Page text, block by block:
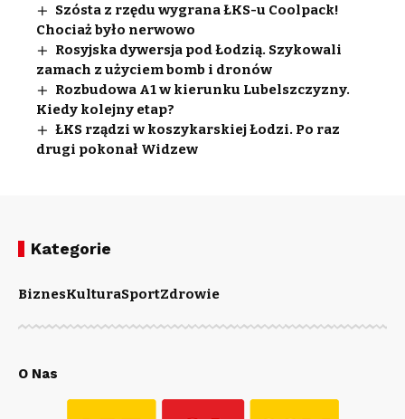
Szósta z rzędu wygrana ŁKS-u Coolpack!
Chociaż było nerwowo
Rosyjska dywersja pod Łodzią. Szykowali
zamach z użyciem bomb i dronów
Rozbudowa A1 w kierunku Lubelszczyzny.
Kiedy kolejny etap?
ŁKS rządzi w koszykarskiej Łodzi. Po raz
drugi pokonał Widzew
Kategorie
BiznesKulturaSportZdrowie
O Nas